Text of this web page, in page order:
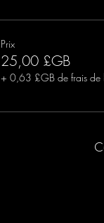
Prix
25,00 £GB
+ 0,63 £GB de frais de